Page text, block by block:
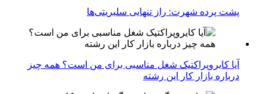
پشت پرده شهرت: راز تنهایی سلبریتی‌ها
آیا کایروپراکتیک شغل مناسبی برای من است؟ همه چیز
درباره بازار کار این رشته